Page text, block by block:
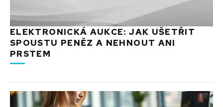
ELEKTRONICKÁ AUKCE: JAK UŠETŘIT
SPOUSTU PENĚZ A NEHNOUT ANI
PRSTEM